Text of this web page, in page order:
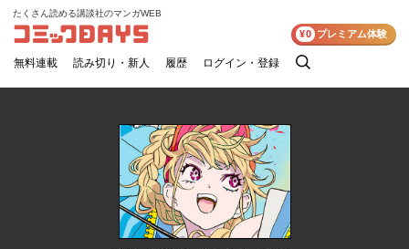
コミックDAYS
たくさん読める講談社のマンガWEB
無料連載 読み切り・新人 履歴 ログイン・登録
検
¥0 プレミアム体験